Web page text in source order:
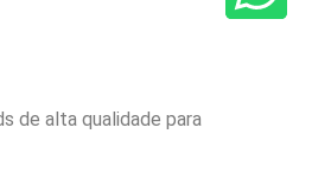
de alta qualidade para